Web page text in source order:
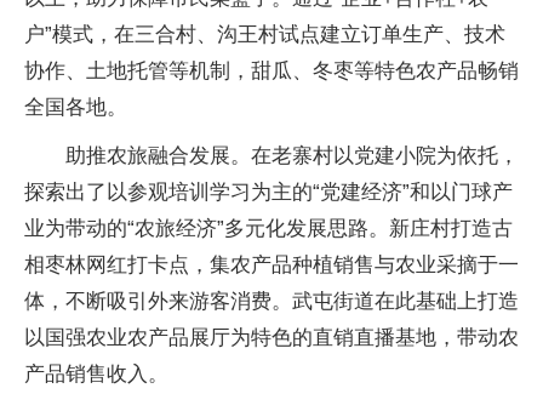
户”模式，在三合村、沟王村试点建立订单生产、技术
协作、土地托管等机制，甜瓜、冬枣等特色农产品畅销
全国各地。
助推农旅融合发展。在老寨村以党建小院为依托，
探索出了以参观培训学习为主的“党建经济”和以门球产
业为带动的“农旅经济”多元化发展思路。新庄村打造古
相枣林网红打卡点，集农产品种植销售与农业采摘于一
体，不断吸引外来游客消费。武屯街道在此基础上打造
以国强农业农产品展厅为特色的直销直播基地，带动农
产品销售收入。